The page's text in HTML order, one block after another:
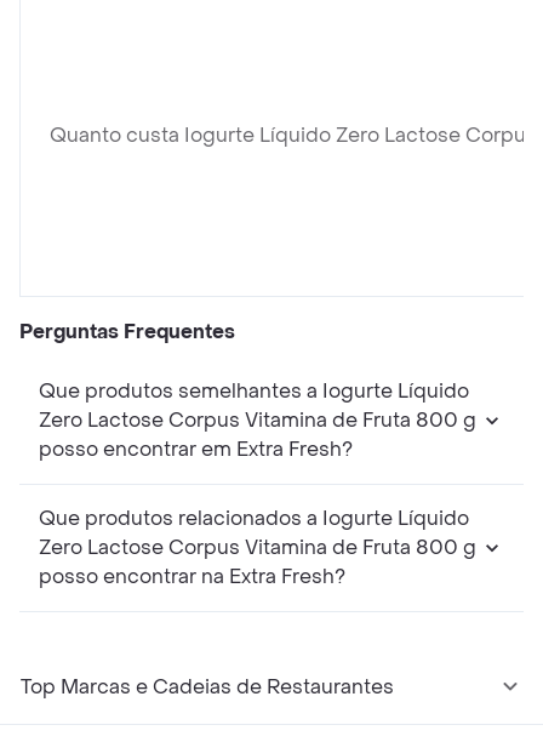
Quanto custa Iogurte Líquido Zero Lactose
Perguntas Frequentes
Que produtos semelhantes a Iogurte Líquido
Zero Lactose Corpus Vitamina de Fruta 800 g
posso encontrar em Extra Fresh?
Que produtos relacionados a Iogurte Líquido
Zero Lactose Corpus Vitamina de Fruta 800 g
posso encontrar na Extra Fresh?
Top Marcas e Cadeias de Restaurantes